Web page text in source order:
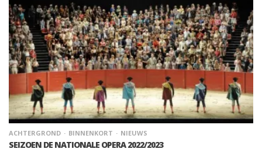
ACHTERGROND BINNENKORT NIEUWS
SEIZOEN DE NATIONALE OPERA 2022/2023